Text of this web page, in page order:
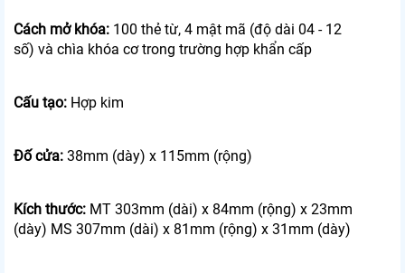
Cách mở khóa: 100 thẻ từ, 4 mật mã (độ dài 04 - 12
số) và chìa khóa cơ trong trường hợp khẩn cấp
Cấu tạo: Hợp kim
Đố cửa: 38mm (dày) x 115mm (rộng)
Kích thước: MT 303mm (dài) x 84mm (rộng) x 23mm
(dày) MS 307mm (dài) x 81mm (rộng) x 31mm (dày)